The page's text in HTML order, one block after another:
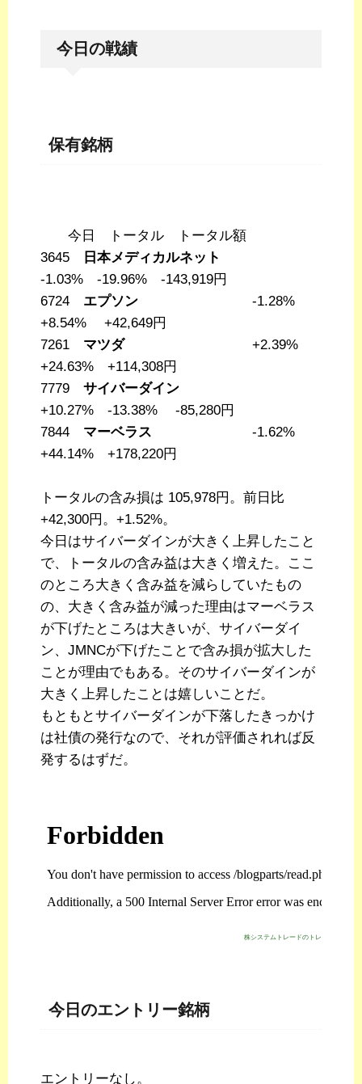
今日の戦績
保有銘柄
今日 トータル トータル額
3645
日本メディカルネット
-1.03% -19.96% -143,919円
6724 エプソン -1.28%
+8.54% +42,649円
7261 マツダ+2.39%
+24.63% +114,308円
7779 サイバーダイン
+10.27% -13.38% -85,280円
7844 マーベラス -1.62%
+44.14% +178,220円
トータルの含み損は 105,978円。前日比
+42,300円。+1.52%。
今日はサイバーダインが大きく上昇したこと
で、トータルの含み益は大きく増えた。ここ
のところ大きく含み益を減らしていたもの
の、大きく含み益が減った理由はマーベラス
が下げたところは大きいが、サイバーダイ
ン、JMNCが下げたことで含み損が拡大した
ことが理由でもある。そのサイバーダインが
大きく上昇したことは嬉しいことだ。
もともとサイバーダインが下落したきっかけ
は社債の発行なので、それが評価されれば反
発するはずだ。
株システムトレードのトレジスタ・ス
今日のエントリー銘柄
エントリーなし。